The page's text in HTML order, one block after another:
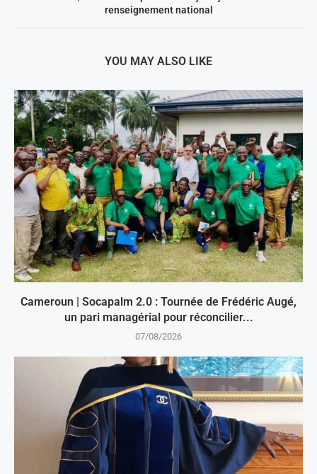
renseignement national
YOU MAY ALSO LIKE
Cameroun | Socapalm 2.0 : Tournée de Frédéric Augé,
un pari managérial pour réconcilier...
07/08/2026